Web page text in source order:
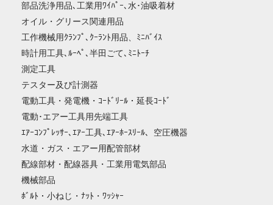
部品洗浄用品､工業用ﾜｲﾊﾟｰ､水･油吸着材
オイル・グリース関連用品
工作機械用ｸﾗﾝﾌﾟ､ｸｰﾗﾝﾄ用品、ﾐﾆﾊﾞｲｽ
時計用工具､ﾙｰﾍﾟ､半田ごて､ﾐﾆﾄｰﾁ
測定工具
テスター及び計測器
電動工具・発電機・ｺｰﾄﾞﾘｰﾙ・延長ｺｰﾄﾞ
電動･エアー工具用先端工具
ｴｱｰｺﾝﾌﾟﾚｯｻｰ､ｴｱｰ工具､ｴｱｰﾎｰｽﾘｰﾙ、空圧機器
水道・ガス・エアー用配管部材
配線部材・配線器具・工業用電気部品
機械部品
ﾎﾞﾙﾄ・小ねじ・ﾅｯﾄ・ﾜｯｼｬｰ